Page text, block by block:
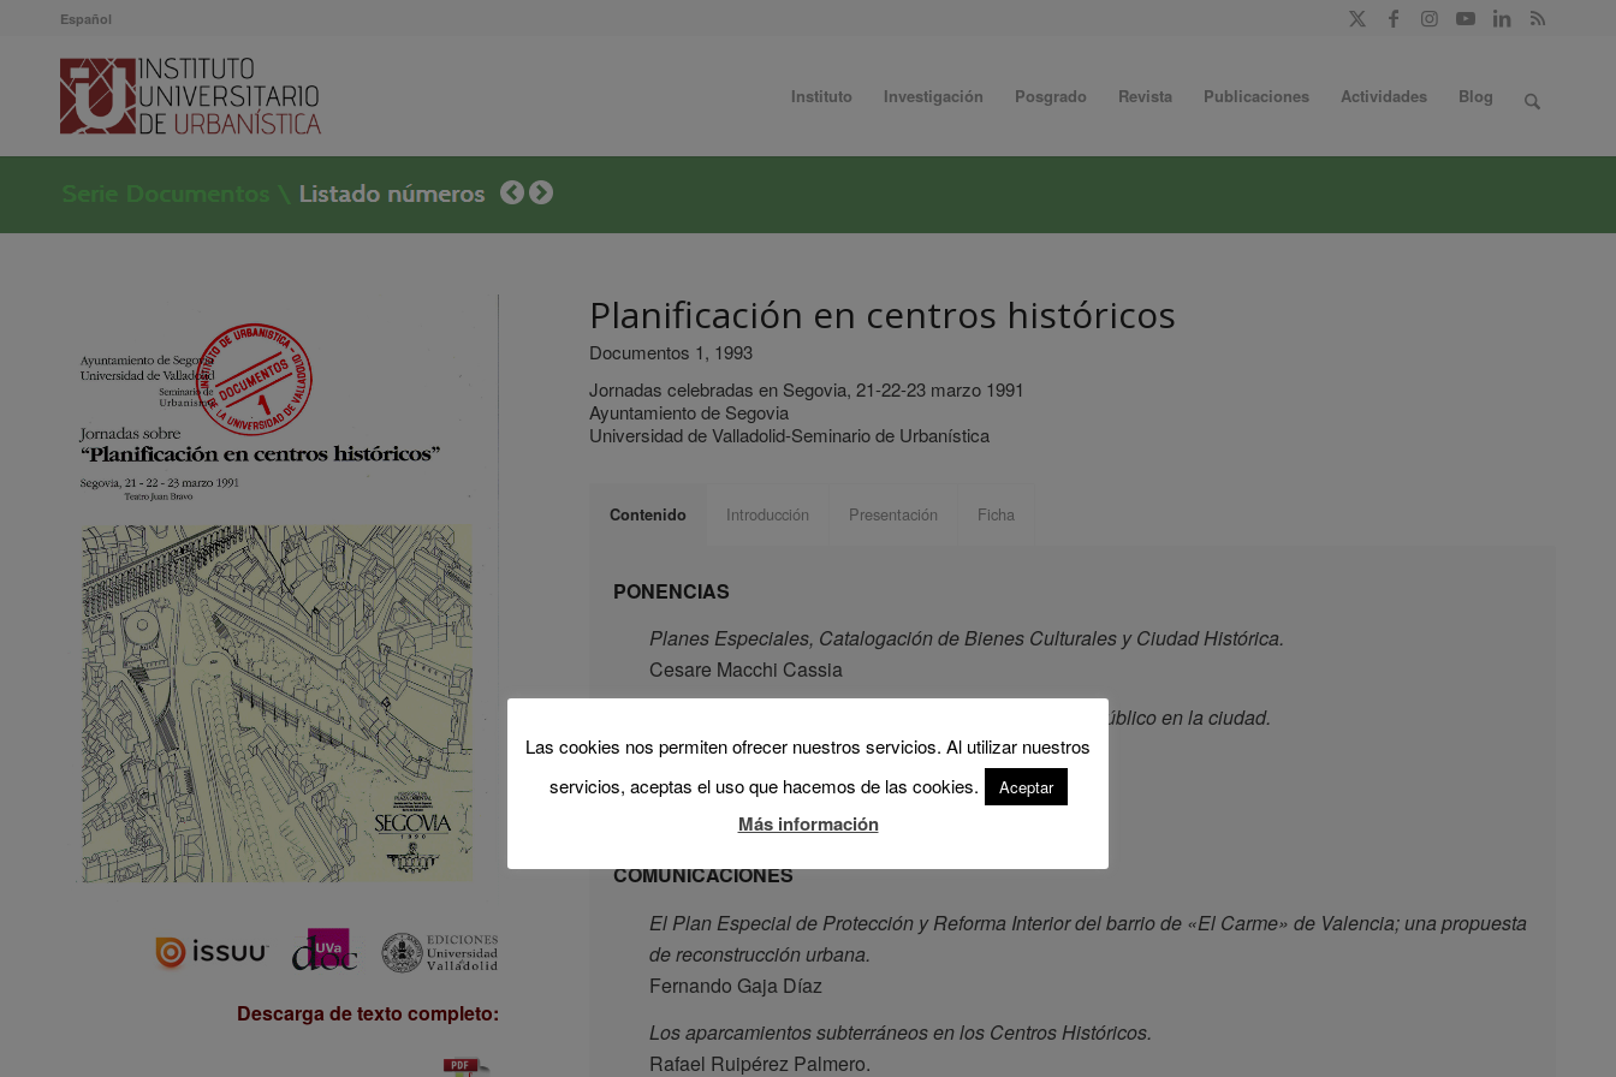
Español
Instituto Investigación Posgrado Revista Publicaciones Actividades Blog
Descarga de texto completo:
Planificación en centros históricos
Documentos 1, 1993
Jornadas celebradas en Segovia, 21-22-23 marzo 1991
Ayuntamiento de Segovia
Universidad de Valladolid-Seminario de Urbanística
Contenido Introducción Presentación Ficha
PONENCIAS
Planes Especiales, Catalogación de Bienes Culturales y Ciudad Histórica.
Cesare Macchi Cassia
La ordenación del tráfico y la utilización del espacio público en la ciudad.
Gabriele Tagliaventi
Estudio del sistema inmobiliario de Segovia.
Fernando Roch Peña
COMUNICACIONES
El Plan Especial de Protección y Reforma Interior del barrio de «El Carme» de Valencia; una propuesta
de reconstrucción urbana.
Fernando Gaja Díaz
Los aparcamientos subterráneos en los Centros Históricos.
Rafael Ruipérez Palmero.
Las cookies nos permiten ofrecer nuestros servicios. Al utilizar nuestros
servicios, aceptas el uso que hacemos de las cookies.
Aceptar
Más información